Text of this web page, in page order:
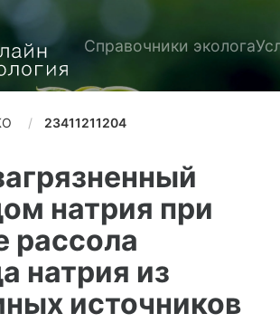
Справочники эколога
23411211204
натрия при
рассола
натрия из
источников